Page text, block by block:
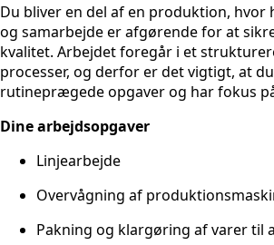
Du bliver en del af en produktion, hvor
og samarbejde er afgørende for at
kvalitet. Arbejdet foregår i et
processer, og derfor er det vigtigt, at
rutineprægede opgaver og har fokus
Dine arbejdsopgaver
Linjearbejde
Overvågning af
Pakning og klargøring af varer til